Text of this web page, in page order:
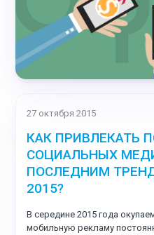
27 октября 2015
КАК ПРИВЛЕКАТЬ
СОЦИАЛЬНЫХ
ПОСЛЕДНИМ
2015?
В середине 2015 года
мобильную рекламу